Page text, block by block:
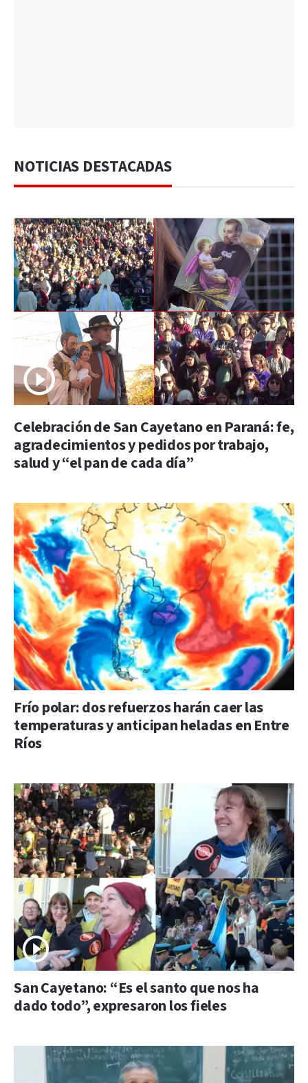
NOTICIAS DESTACADAS
Celebración de San Cayetano en Paraná: fe,
agradecimientos y pedidos por trabajo,
salud y “el pan de cada día”
Frío polar: dos refuerzos harán caer las
temperaturas y anticipan heladas en Entre
Ríos
San Cayetano: “Es el santo que nos ha
dado todo”, expresaron los fieles